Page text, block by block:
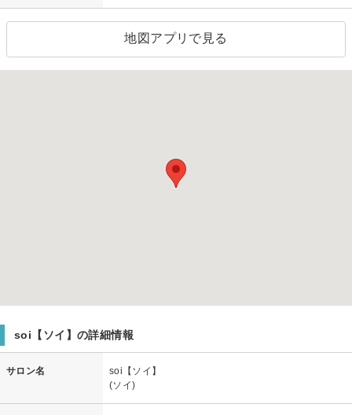
地図アプリで見る
soi【ソイ】の詳細情報
サロン名
soi【ソイ】
(ソイ)